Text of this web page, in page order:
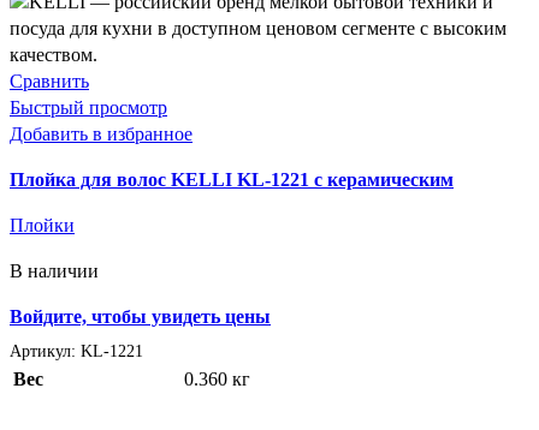
Товар
Сравнить
Быстрый просмотр
Добавить в избранное
Плойка для волос KELLI KL-1221 с керамическим
Плойки
В наличии
Войдите, чтобы увидеть цены
Артикул: KL-1221
Вес 0.360 кг